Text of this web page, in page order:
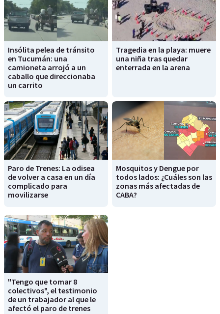
Insólita pelea de tránsito
en Tucumán: una
camioneta arrojó a un
caballo que direccionaba
un carrito
Tragedia en la playa: muere
una niña tras quedar
enterrada en la arena
Paro de Trenes: La odisea
de volver a casa en un día
complicado para
movilizarse
Mosquitos y Dengue por
todos lados: ¿Cuáles son las
zonas más afectadas de
CABA?
"Tengo que tomar 8
colectivos", el testimonio
de un trabajador al que le
afectó el paro de trenes